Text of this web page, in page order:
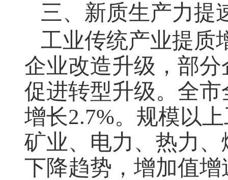
三、新质生产力提
工业传统产业提质
企业改造升级，部
促进转型升级。全
增长2.7%。规模以
矿业、电力、热力
下降趋势，增加值增